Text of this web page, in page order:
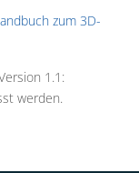
zum 3D-
1.1:
werden.